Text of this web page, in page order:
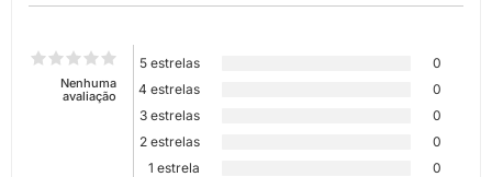
Nenhuma
avaliação
5 estrelas
0
4 estrelas
0
3 estrelas
0
2 estrelas
0
1 estrela
0